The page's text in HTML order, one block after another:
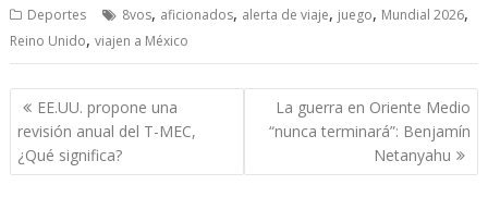
e
b
o
o
k
itt
er
ai
l
at
s
A
p
p
ss
e
n
er
y
p
e
e
gr
a
m
ar
e
Deportes 8vos, aficionados, alerta de viaje, juego, Mundial 2026,
Reino Unido,viajen a México
Post
navigation
EE.UU. propone una
revisión anual del T-MEC,
¿Qué significa?
La guerra en Oriente Medio
“nunca terminará”: Benjamín
Netanyahu